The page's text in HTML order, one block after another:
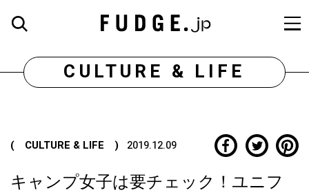
CULTURE & LIFE
( CULTURE & LIFE ) 2019.12.09
キャンプ女子は要チェック！ユニフ